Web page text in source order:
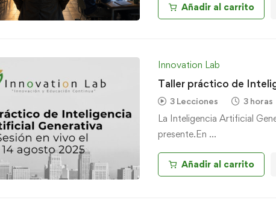
Añadir al carrito
Innovation Lab
Taller práctico de
3 Lecciones 3 horas
La Inteligencia Artificial
presente.En …
Añadir al carrito